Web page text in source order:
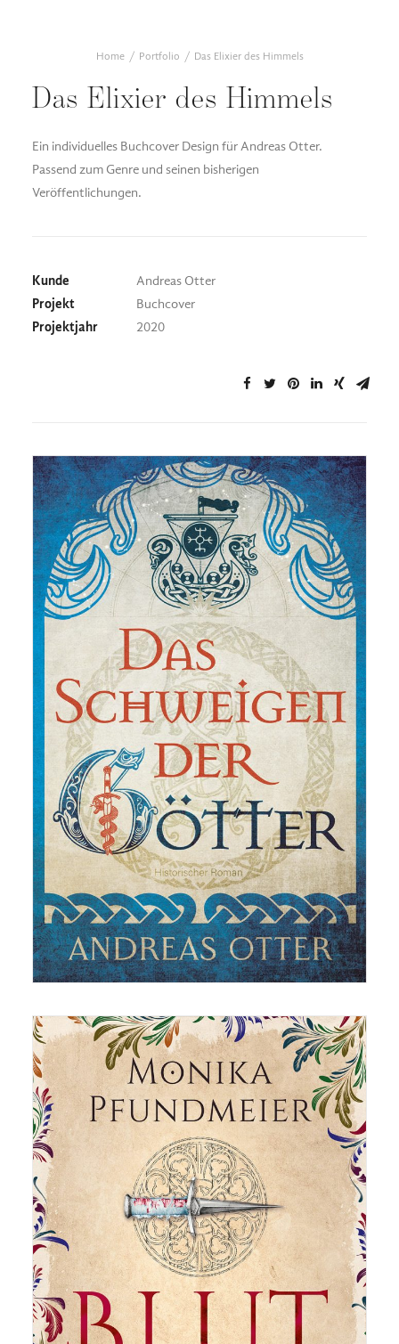
Home Portfolio Das Elixier des Himmels
Das Elixier des Himmels
Ein individuelles Buchcover Design für Andreas Otter.
Passend zum Genre und seinen bisherigen
Veröffentlichungen.
Kunde
Andreas Otter
Projekt
Buchcover
Projektjahr
2020